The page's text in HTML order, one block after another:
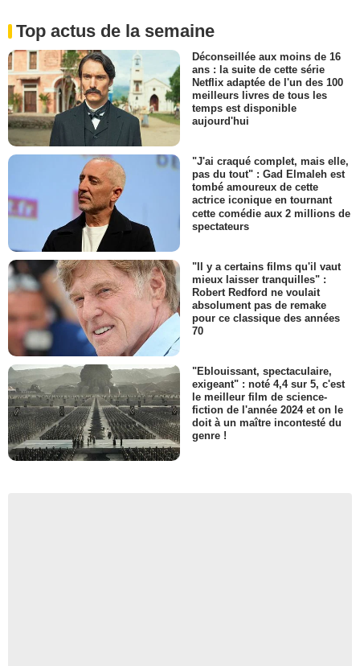
Top actus de la semaine
Déconseillée aux moins de 16
ans : la suite de cette série
Netflix adaptée de l'un des 100
meilleurs livres de tous les
temps est disponible
aujourd'hui
"J'ai craqué complet, mais elle,
pas du tout" : Gad Elmaleh est
tombé amoureux de cette
actrice iconique en tournant
cette comédie aux 2 millions de
spectateurs
"Il y a certains films qu'il vaut
mieux laisser tranquilles" :
Robert Redford ne voulait
absolument pas de remake
pour ce classique des années
70
"Eblouissant, spectaculaire,
exigeant" : noté 4,4 sur 5, c'est
le meilleur film de science-
fiction de l'année 2024 et on le
doit à un maître incontesté du
genre !